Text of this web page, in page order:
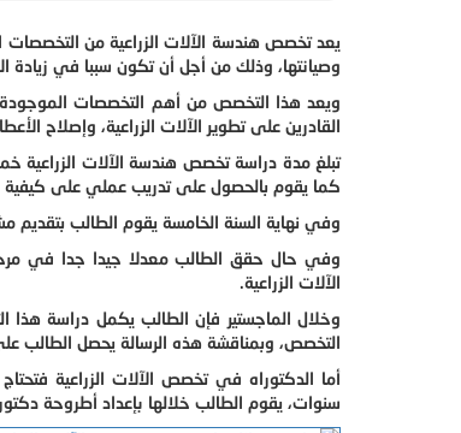
يعد تخصص هندسة الآلات الزراعية من التخصصات
وصيانتها، وذلك من أجل أن تكون سببا في زيادة
ويعد هذا التخصص من أهم التخصصات
القادرين على تطوير الآلات الزراعية، وإصلاح
تبلغ مدة دراسة تخصص هندسة الآلات الزراعية
كما يقوم بالحصول على تدريب عملي على كيفية
وفي نهاية السنة الخامسة يقوم الطالب بتقديم
وفي حال حقق الطالب معدلا جيدا جدا في
الآلات الزراعية.
وخلال الماجستير فإن الطالب يكمل دراسة
التخصص، وبمناقشة هذه الرسالة يحصل الطالب
أما الدكتوراه في تخصص الآلات الزراعية
سنوات، يقوم الطالب خلالها بإعداد أطروحة